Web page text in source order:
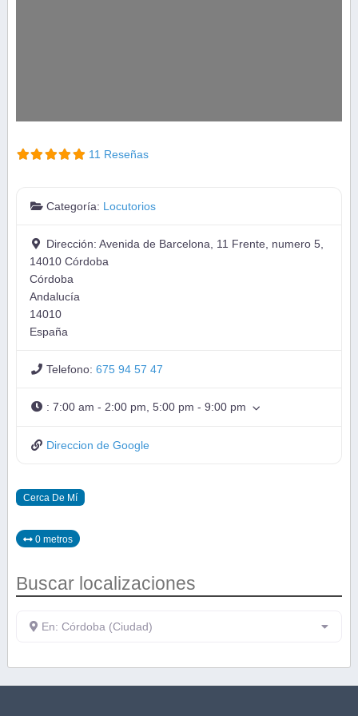
11 Reseñas
Categoría: Locutorios
Dirección:Avenida de Barcelona, 11 Frente, numero 5,
14010 Córdoba
Córdoba
Andalucía
14010
España
Telefono:675 94 57 47
:7:00 am - 2:00 pm, 5:00 pm - 9:00 pm
Direccion de Google
Cerca De Mí
0 metros
Buscar localizaciones
En: Córdoba (Ciudad)